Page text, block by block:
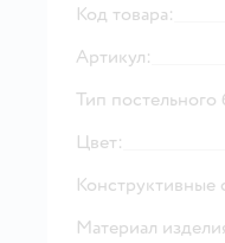
Код товара:
Артикул:
Тип постельного
Цвет:
Конструктивные
Материал